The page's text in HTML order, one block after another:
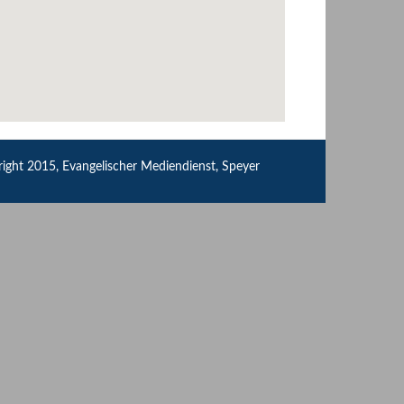
2015, Evangelischer Mediendienst, Speyer